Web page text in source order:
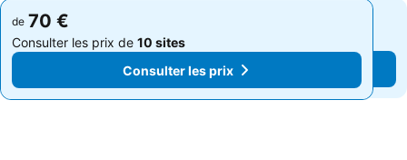
de 70 €
Consulter les prix de 10 sites
Consulter les prix
de 70 €
Consulter les prix de 10 sites
Consulter les prix